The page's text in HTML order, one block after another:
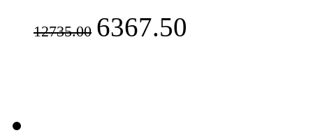
12735.00 6367.50